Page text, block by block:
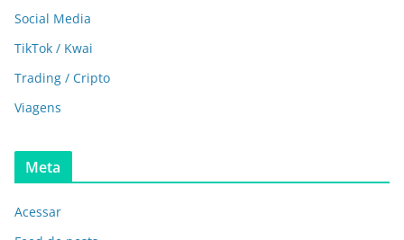
Social Media
TikTok / Kwai
Trading / Cripto
Viagens
Meta
Acessar